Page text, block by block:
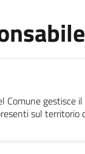
Comune
sul territorio